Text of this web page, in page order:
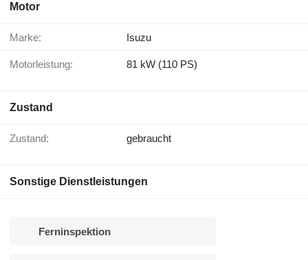
Motor
Marke: Isuzu
Motorleistung: 81 kW (110 PS)
Zustand
Zustand: gebraucht
Sonstige Dienstleistungen
Ferninspektion